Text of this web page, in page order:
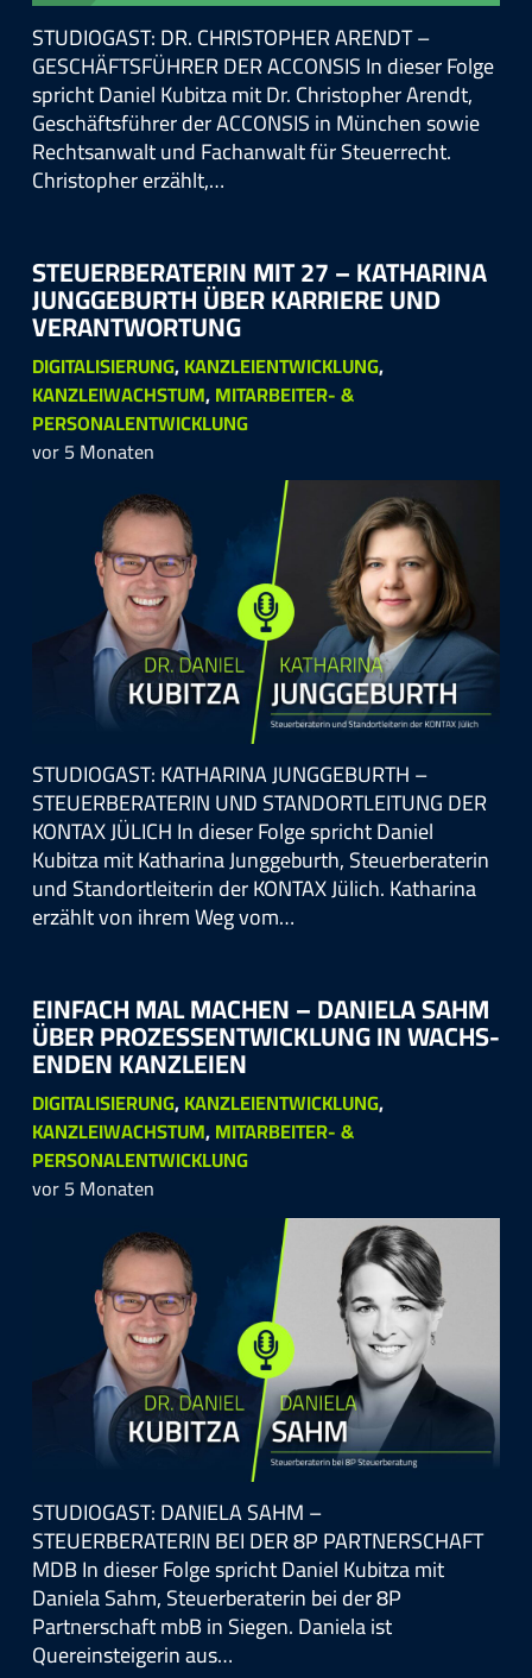
STUDIOGAST: DR. CHRISTOPHER ARENDT –
GESCHÄFTSFÜHRER DER ACCONSIS In dieser Folge
spricht Daniel Kubitza mit Dr. Christopher Arendt,
Geschäftsführer der ACCONSIS in München sowie
Rechtsanwalt und Fachanwalt für Steuerrecht.
Christopher erzählt,…
STEU­ER­BE­RA­TE­RIN MIT 27 – KA­THA­RI­NA
JUNG­GE­BU­RTH ÜBER KAR­RIE­RE UND
VER­ANT­WOR­TUNG
DIGITALISIERUNG,KANZLEIENTWICKLUNG,
KANZLEIWACHSTUM,MITARBEITER- &
PERSONALENTWICKLUNG
vor 5 Monaten
STUDIOGAST: KATHARINA JUNGGEBURTH –
STEUERBERATERIN UND STANDORTLEITUNG DER
KONTAX JÜLICH In dieser Folge spricht Daniel
Kubitza mit Katharina Junggeburth, Steuerberaterin
und Standortleiterin der KONTAX Jülich. Katharina
erzählt von ihrem Weg vom…
EIN­FACH MAL MA­CH­EN – DANIE­LA SAHM
ÜBER PRO­ZESS­ENT­WICK­LUNG IN WACHS­
EN­DEN KANZ­LEI­EN
DIGITALISIERUNG,KANZLEIENTWICKLUNG,
KANZLEIWACHSTUM,MITARBEITER- &
PERSONALENTWICKLUNG
vor 5 Monaten
STUDIOGAST: DANIELA SAHM –
STEUERBERATERIN BEI DER 8P PARTNERSCHAFT
MDB In dieser Folge spricht Daniel Kubitza mit
Daniela Sahm, Steuerberaterin bei der 8P
Partnerschaft mbB in Siegen. Daniela ist
Quereinsteigerin aus…